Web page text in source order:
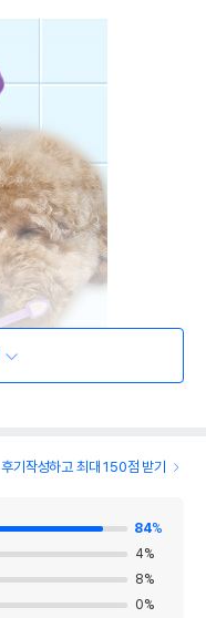
후기작성하고 최대 150점 받기
84%
4%
8%
0%